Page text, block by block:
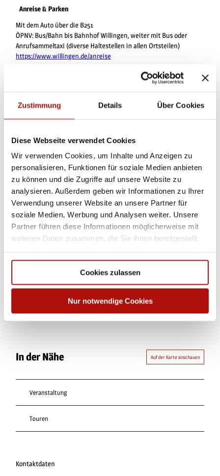
Zustimmung Details Über Cookies
Diese Webseite verwendet Cookies
Wir verwenden Cookies, um Inhalte und Anzeigen zu
personalisieren, Funktionen für soziale Medien anbieten
zu können und die Zugriffe auf unsere Website zu
analysieren. Außerdem geben wir Informationen zu Ihrer
Verwendung unserer Website an unsere Partner für
soziale Medien, Werbung und Analysen weiter. Unsere
Partner führen diese Informationen möglicherweise mit
weiteren Daten zusammen, die Sie ihnen bereitgestellt
gesammelt haben.
Cookies zulassen
Nur notwendige Cookies
Anreise & Parken
Mit dem Auto über die B251
ÖPNV: Bus/Bahn bis Bahnhof Willingen, weiter mit Bus oder
Anrufsammeltaxi (diverse Haltestellen in allen Ortsteilen)
https://www.willingen.de/anreise
Organisation
Tourist-Information Willingen
Lizenz (Stammdaten)
Tourist-Information Willingen
optimiert oder erstellt.
In der Nähe Auf der Karte anschauen
Veranstaltung
Touren
Kontaktdaten